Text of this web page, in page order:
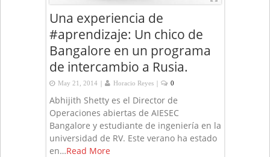
Una experiencia de
#aprendizaje: Un chico de
Bangalore en un programa
de intercambio a Rusia.
May 21, 2014 | Horacio Reyes | 0
Abhijith Shetty es el Director de
Operaciones abiertas de AIESEC
Bangalore y estudiante de ingeniería en la
universidad de RV. Este verano ha estado
en…Read More